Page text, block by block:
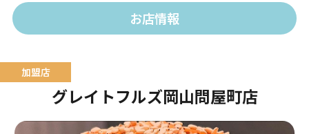
お店情報
グレイトフルズ岡山問屋町店